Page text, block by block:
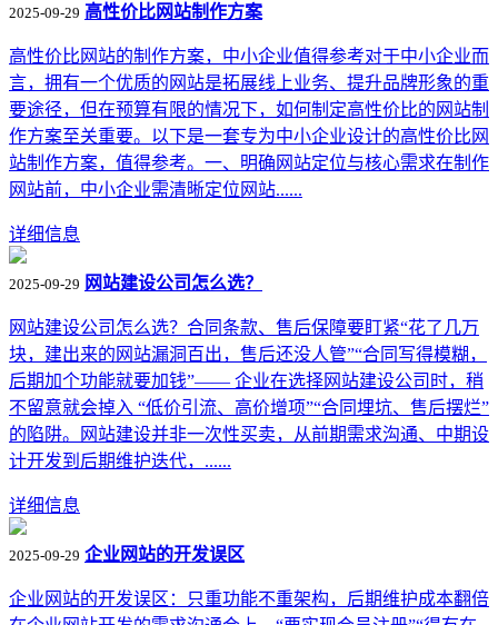
2025-09-29 高性价比网站制作方案
高性价比网站的制作方案，中小企业值得参考对于中小企业而
言，拥有一个优质的网站是拓展线上业务、提升品牌形象的重
要途径，但在预算有限的情况下，如何制定高性价比的网站制
作方案至关重要。以下是一套专为中小企业设计的高性价比网
站制作方案，值得参考。一、明确网站定位与核心需求在制作
网站前，中小企业需清晰定位网站......
详细信息
2025-09-29 网站建设公司怎么选？
网站建设公司怎么选？合同条款、售后保障要盯紧“花了几万
块，建出来的网站漏洞百出，售后还没人管”“合同写得模糊，
后期加个功能就要加钱”—— 企业在选择网站建设公司时，稍
不留意就会掉入 “低价引流、高价增项”“合同埋坑、售后摆烂”
的陷阱。网站建设并非一次性买卖，从前期需求沟通、中期设
计开发到后期维护迭代，......
详细信息
2025-09-29 企业网站的开发误区
企业网站的开发误区：只重功能不重架构，后期维护成本翻倍